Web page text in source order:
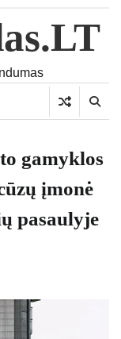
gamyklos
įmonė
pasaulyje